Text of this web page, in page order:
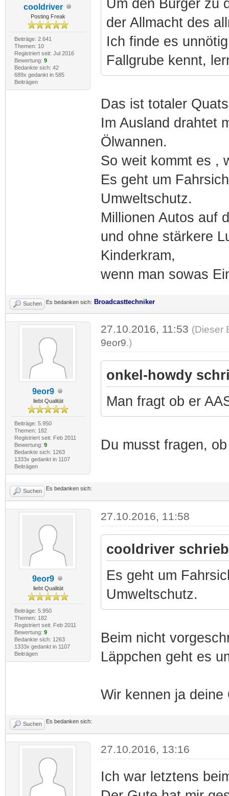
cooldriver
Posting Freak
Beiträge: 2.641
Themen: 10
Registriert seit: Jul 2016
Bewertung: 9
Bedankte sich: 42
689x gedankt in 585
Beiträgen
Um den Bürger zu
der Allmacht des
Ich finde es
Fallgrube kennt,
Das ist totaler
Im Ausland drahtet
Ölwannen.
So weit kommt es ,
Es geht um
Umweltschutz.
Millionen Autos auf
und ohne stärkere
Kinderkram,
wenn man sowas
Suchen Es bedanken sich: Broadcasttechniker
9eor9
liebt Qualität
Beiträge: 5.950
Themen: 182
Registriert seit: Feb 2011
Bewertung: 9
Bedankte sich: 1263
1333x gedankt in 1107
Beiträgen
27.10.2016, 11:53 (Dieser
9eor9.)
onkel-howdy
Man fragt ob er
Du musst fragen,
Suchen Es bedanken sich:
9eor9
liebt Qualität
Beiträge: 5.950
Themen: 182
Registriert seit: Feb 2011
Bewertung: 9
Bedankte sich: 1263
1333x gedankt in 1107
Beiträgen
27.10.2016, 11:58
cooldriver
Es geht um
Umweltschutz.
Beim nicht
Läppchen geht es
Wir kennen ja
Suchen Es bedanken sich:
27.10.2016, 13:16
Ich war letztens